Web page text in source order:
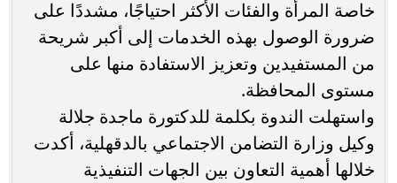
خاصة المرأة والفئات الأكثر احتياجًا، مشددًا على
ضرورة الوصول بهذه الخدمات إلى أكبر شريحة
من المستفيدين وتعزيز الاستفادة منها على
مستوى المحافظة.
واستهلت الندوة بكلمة للدكتورة ماجدة جلالة
وكيل وزارة التضامن الاجتماعي بالدقهلية، أكدت
خلالها أهمية التعاون بين الجهات التنفيذية